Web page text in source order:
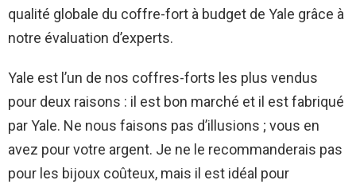
qualité globale du coffre-fort à budget de Yale grâce à
notre évaluation d’experts.
Yale est l’un de nos coffres-forts les plus vendus
pour deux raisons : il est bon marché et il est fabriqué
par Yale. Ne nous faisons pas d’illusions ; vous en
avez pour votre argent. Je ne le recommanderais pas
pour les bijoux coûteux, mais il est idéal pour